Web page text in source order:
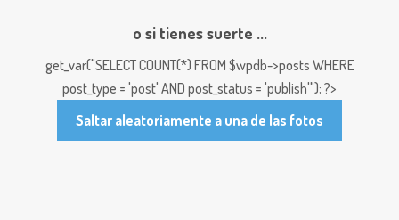
o si tienes suerte ...
get_var("SELECT COUNT(*) FROM $wpdb->posts WHERE
post_type = 'post' AND post_status = 'publish'"); ?>
Saltar aleatoriamente a una de las fotos